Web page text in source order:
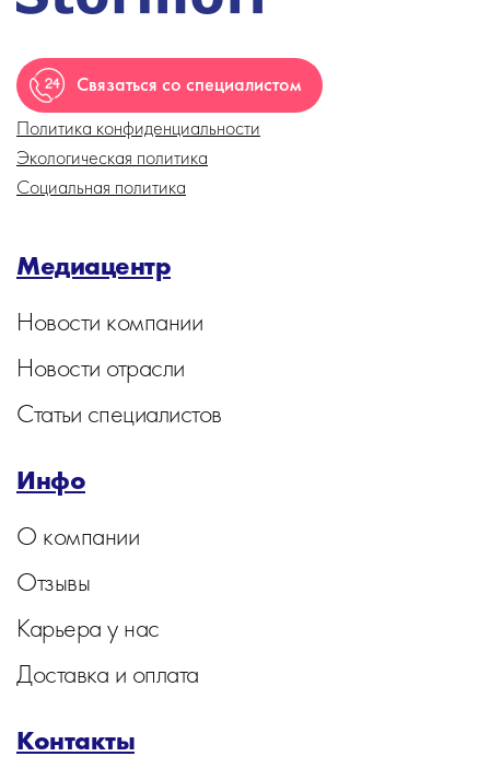
Связаться со специалистом
Политика конфиденциальности
Экологическая политика
Социальная политика
Медиацентр
Новости компании
Новости отрасли
Статьи специалистов
Инфо
О компании
Отзывы
Карьера у нас
Доставка и оплата
Контакты